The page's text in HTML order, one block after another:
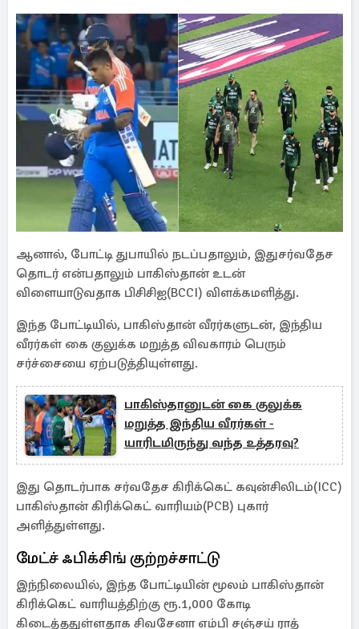
ஆனால், போட்டி துபாயில் நடப்பதாலும், இதுசர்வதேச
தொடர் என்பதாலும் பாகிஸ்தான் உடன்
விளையாடுவதாக பிசிசிஐ(BCCI) விளக்கமளித்து.
இந்த போட்டியில், பாகிஸ்தான் வீரர்களுடன், இந்திய
வீரர்கள் கை குலுக்க மறுத்த விவகாரம் பெரும்
சர்ச்சையை ஏற்படுத்தியுள்ளது.
பாகிஸ்தானுடன் கை குலுக்க
மறுத்த இந்திய வீரர்கள் -
யாரிடமிருந்து வந்த உத்தரவு?
இது தொடர்பாக சர்வதேச கிரிக்கெட் கவுன்சிலிடம்(ICC)
பாகிஸ்தான் கிரிக்கெட் வாரியம்(PCB) புகார்
அளித்துள்ளது.
மேட்ச் ஃபிக்சிங் குற்றச்சாட்டு
இந்நிலையில், இந்த போட்டியின் மூலம் பாகிஸ்தான்
கிரிக்கெட் வாரியத்திற்கு ரூ.1,000 கோடி
கிடைத்ததுள்ளதாக சிவசேனா எம்பி சஞ்சய் ராத்